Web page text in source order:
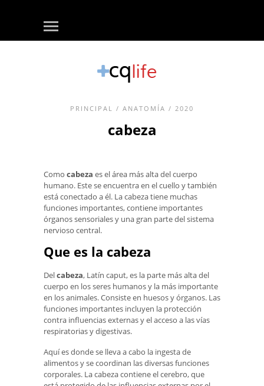
PRINCIPAL / ANATOMÍA / 2020
cabeza
Como cabeza es el área más alta del cuerpo
humano. Este se encuentra en el cuello y también
está conectado a él. La cabeza tiene muchas
funciones importantes, contiene importantes
órganos sensoriales y una gran parte del sistema
nervioso central.
Que es la cabeza
Delcabeza, Latín caput, es la parte más alta del
cuerpo en los seres humanos y la más importante
en los animales. Consiste en huesos y órganos. Las
funciones importantes incluyen la protección
contra influencias externas y el acceso a las vías
respiratorias y digestivas.
Aquí es donde se lleva a cabo la ingesta de
alimentos y se coordinan las diversas funciones
corporales. La cabeza contiene el cerebro, que